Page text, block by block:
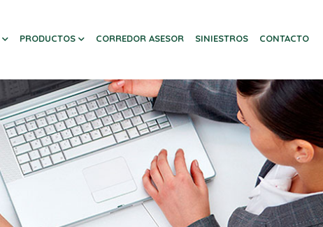
PRODUCTOS CORREDOR ASESOR SINIESTROS CONTACTO